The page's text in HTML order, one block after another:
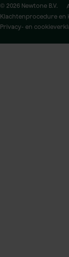
© 2026 Newtone B.V.
Klachtenprocedure en
Privacy- en